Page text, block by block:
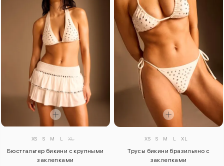
XS S M L XL
Бюстгальтер бикини с крупными
заклепками
XS S M L XL
Трусы бикини бразильяно с
заклепками